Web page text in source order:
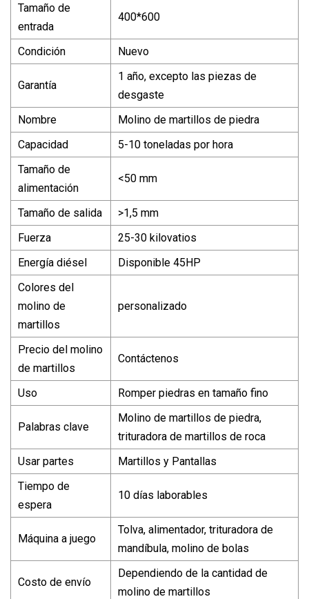
Tamaño de
entrada
400*600
Condición Nuevo
Garantía
1 año, excepto las piezas de
desgaste
Nombre
Molino de martillos de piedra
Capacidad
5-10 toneladas por hora
Tamaño de
alimentación
<50 mm
Tamaño de salida
>1,5 mm
Fuerza
25-30 kilovatios
Energía diésel
Disponible 45HP
Colores del
molino de
martillos
personalizado
Precio del molino
de martillos
Contáctenos
Uso Romper piedras en tamaño fino
Palabras clave
Molino de martillos de piedra,
trituradora de martillos de roca
Usar partes
Martillos y Pantallas
Tiempo de
espera
10 días laborables
Máquina a juego
Tolva, alimentador, trituradora de
mandíbula, molino de bolas
Costo de envío
Dependiendo de la cantidad de
molino de martillos